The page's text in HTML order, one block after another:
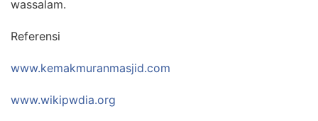
wassalam.
Referensi
www.kemakmuranmasjid.com
www.wikipwdia.org